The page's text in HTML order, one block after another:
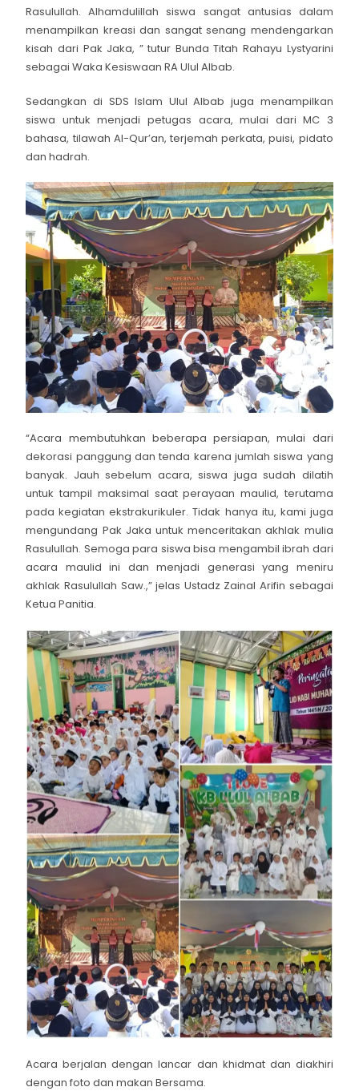
Rasulullah. Alhamdulillah siswa sangat antusias dalam
menampilkan kreasi dan sangat senang mendengarkan
kisah dari Pak Jaka, ” tutur Bunda Titah Rahayu Lystyarini
sebagai Waka Kesiswaan RA Ulul Albab.
Sedangkan di SDS Islam Ulul Albab juga menampilkan
siswa untuk menjadi petugas acara, mulai dari MC 3
bahasa, tilawah Al-Qur’an, terjemah perkata, puisi, pidato
dan hadrah.
“Acara membutuhkan beberapa persiapan, mulai dari
dekorasi panggung dan tenda karena jumlah siswa yang
banyak. Jauh sebelum acara, siswa juga sudah dilatih
untuk tampil maksimal saat perayaan maulid, terutama
pada kegiatan ekstrakurikuler. Tidak hanya itu, kami juga
mengundang Pak Jaka untuk menceritakan akhlak mulia
Rasulullah. Semoga para siswa bisa mengambil ibrah dari
acara maulid ini dan menjadi generasi yang meniru
akhlak Rasulullah Saw.,” jelas Ustadz Zainal Arifin sebagai
Ketua Panitia.
Acara berjalan dengan lancar dan khidmat dan diakhiri
dengan foto dan makan Bersama.